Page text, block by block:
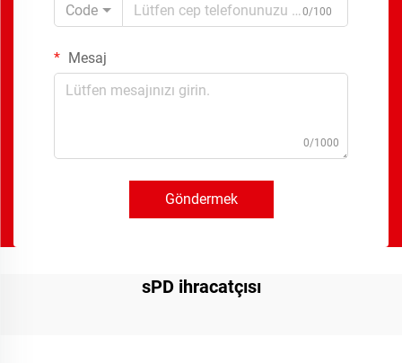
Code
0/100
Mesaj
0/1000
Göndermek
sPD ihracatçısı